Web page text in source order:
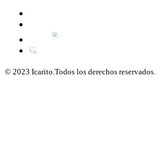
© 2023 Icarito.Todos los derechos reservados.